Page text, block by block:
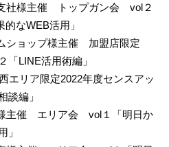
社様主催 トップガン会 vol２
的なWEB活用」
ショップ様主催 加盟店限定
「LINE活用術編」
エリア限定2022年度センスアッ
編」
主催 エリア会 vol１「明日か
」